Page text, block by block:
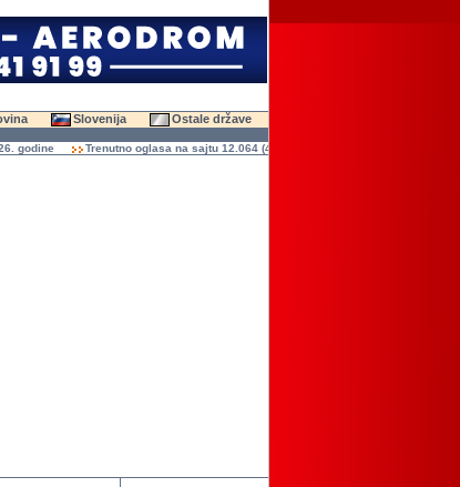
Slovenija Ostale države
Trenutno oglasa na sajtu 12.064 (47.627 slika)